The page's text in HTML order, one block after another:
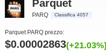
Parquet
PARQ Classifica 4057
Parquet PARQ prezzo:
$0.00002863(+21.03%)